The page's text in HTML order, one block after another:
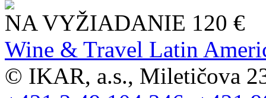
NA VYŽIADANIE 120 €
Wine & Travel Latin
© IKAR, a.s., Miletičova